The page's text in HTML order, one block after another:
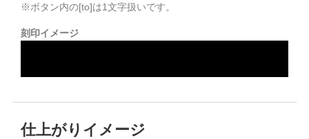
※ボタン内の[to]は1文字扱いです。
刻印イメージ
仕上がりイメージ